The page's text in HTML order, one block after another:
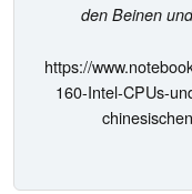
den Beinen
https://
160-Intel-CPUs-